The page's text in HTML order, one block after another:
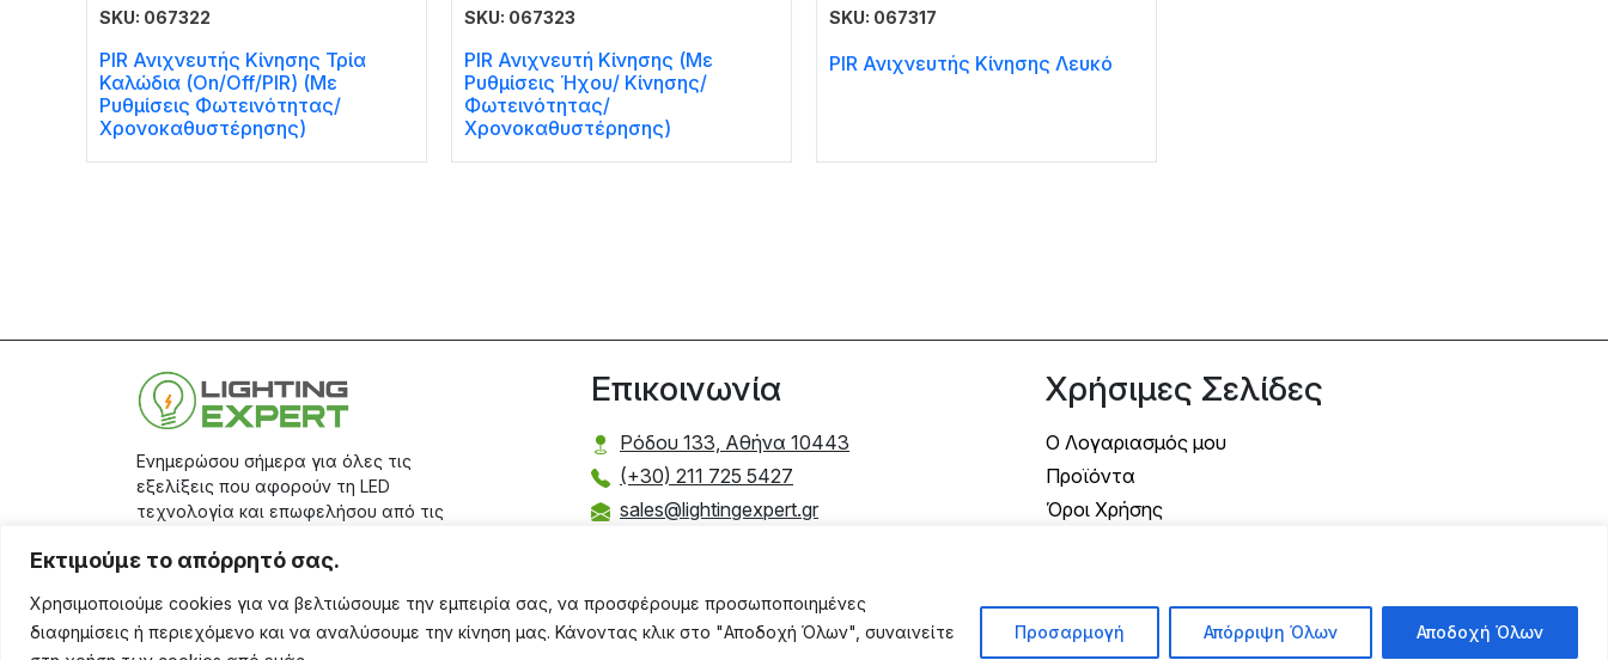
Εκτιμούμε το απόρρητό σας.
Χρησιμοποιούμε cookies για να βελτιώσουμε την εμπειρία σας, να προσφέρουμε προσωποποιημένες
διαφημίσεις ή περιεχόμενο και να αναλύσουμε την κίνηση μας. Κάνοντας κλικ στο "Αποδοχή Όλων", συναινείτε
Προσαρμογή Απόρριψη Όλων Αποδοχή Όλων
SKU: 067322
PIR Ανιχνευτής Κίνησης Τρία
Καλώδια (On/Off/PIR) (Με
Ρυθμίσεις Φωτεινότητας/
Χρονοκαθυστέρησης)
SKU: 067323
PIR Ανιχνευτή Κίνησης (Με
Ρυθμίσεις Ήχου/ Κίνησης/
Φωτεινότητας/
Χρονοκαθυστέρησης)
SKU: 067317
PIR Ανιχνευτής Κίνησης Λευκό
Ενημερώσου σήμερα για όλες τις
εξελίξεις που αφορούν τη LED
τεχνολογία και επωφελήσου από τις
την εγγραφή σου στοsite.
Aριθμός Γ.Ε.ΜΗ.: 17401671000
Επικοινωνία
Ρόδου 133, Αθήνα 10443
(+30) 211 725 5427
sales@lightingexpert.gr
Χρήσιμες Σελίδες
Ο Λογαριασμός μου
Προϊόντα
Όροι Χρήσης
Πολιτική Επιστροφής